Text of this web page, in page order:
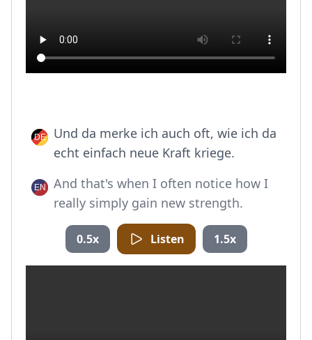
Und da merke ich auch oft, wie ich da
echt einfach neue Kraft kriege.
And that's when I often notice how I
really simply gain new strength.
0.5x Listen 1.5x